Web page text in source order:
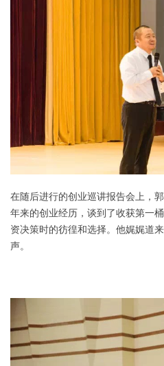
在随后进行的创业巡讲报告会上，
年来的创业经历，谈到了收获第一桶
资决策时的彷徨和选择。他娓娓道
声。